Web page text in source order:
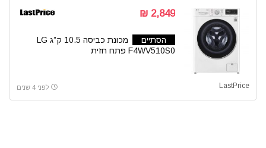
2,849 ₪
הסתיים
מכונת כביסה 10.5 ק”ג LG
F4WV510S0 פתח חזית
LastPrice לפני 4 שנים